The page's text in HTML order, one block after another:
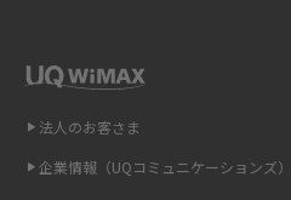
インスタのDMの送り方は？便利機能の
Bluetooth®とは？Wi-Fiとの違いやスマホ
法人のお客さま
企業情報（UQコミュニケーションズ）